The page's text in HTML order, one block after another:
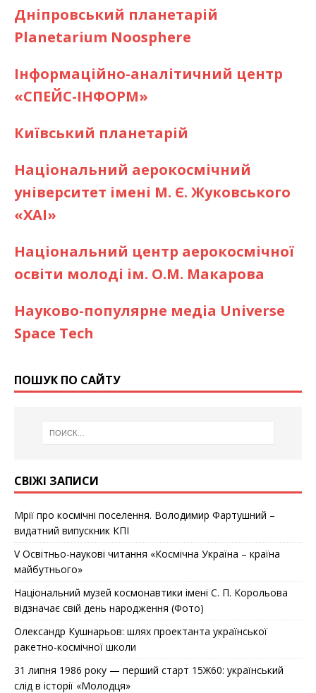
Дніпровський планетарій
Planetarium Noosphere
Інформаційно-аналітичний центр
«СПЕЙС-ІНФОРМ»
Київський планетарій
Національний аерокосмічний
університет імені М. Є. Жуковського
«ХАІ»
Національний центр аерокосмічної
освіти молоді ім. О.М. Макарова
Науково-популярне медіа Universe
Space Tech
ПОШУК ПО САЙТУ
СВІЖІ ЗАПИСИ
Мрії про космічні поселення. Володимир Фартушний –
видатний випускник КПІ
V Освітньо-наукові читання «Космічна Україна – країна
майбутнього»
Національний музей космонавтики імені С. П. Корольова
відзначає cвій день народження (Фото)
Олександр Кушнарьов: шлях проектанта української
ракетно-космічної школи
31 липня 1986 року — перший старт 15Ж60: український
слід в історії «Молодця»